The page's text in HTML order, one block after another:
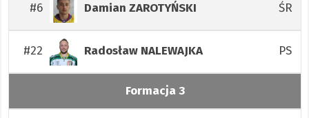
#6 Damian ZAROTYŃSKI ŚR
#22 Radosław NALEWAJKA PS
Formacja 3